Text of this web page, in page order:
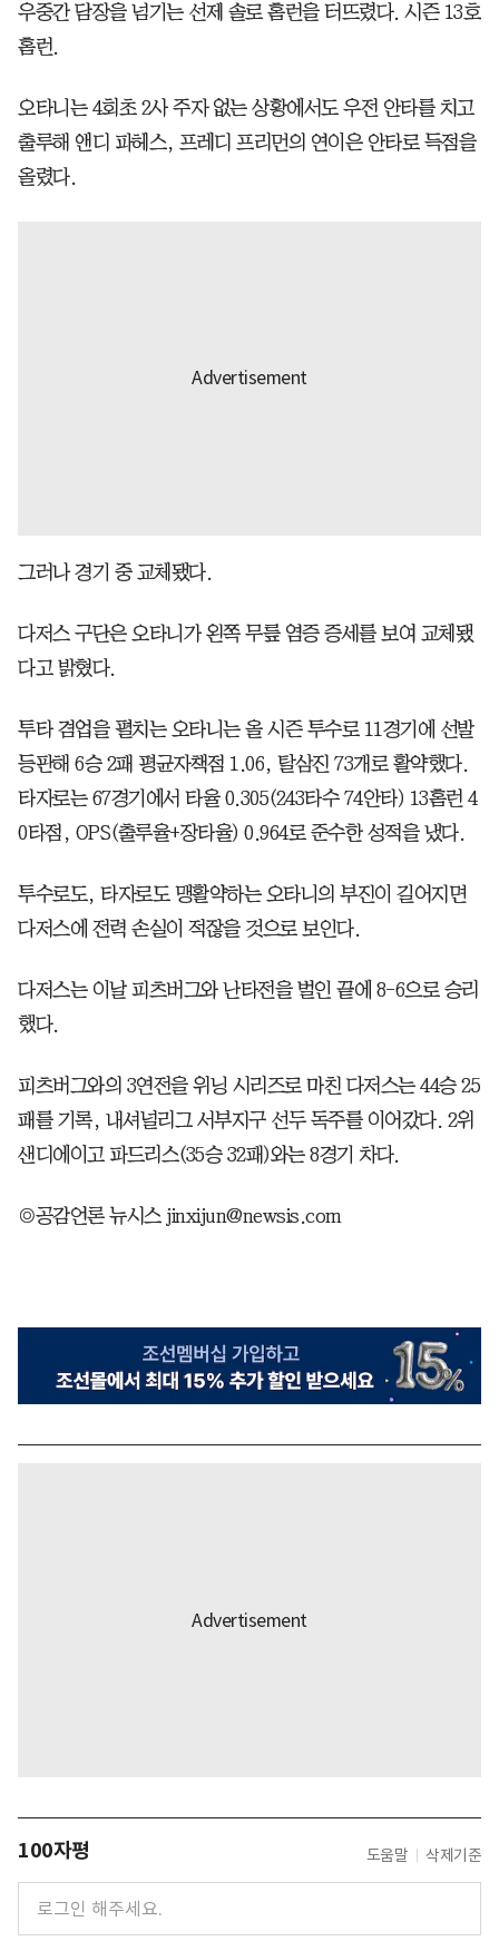
우중간 담장을 넘기는 선제 솔로 홈런을 터뜨렸다. 시즌 13호
홈런.
오타니는 4회초 2사 주자 없는 상황에서도 우전 안타를 치고
출루해 앤디 파헤스, 프레디 프리먼의 연이은 안타로 득점을
올렸다.
그러나 경기 중 교체됐다.
다저스 구단은 오타니가 왼쪽 무릎 염증 증세를 보여 교체됐
다고 밝혔다.
투타 겸업을 펼치는 오타니는 올 시즌 투수로 11경기에 선발
등판해 6승 2패 평균자책점 1.06, 탈삼진 73개로 활약했다.
타자로는 67경기에서 타율 0.305(243타수 74안타) 13홈런 4
0타점, OPS(출루율+장타율) 0.964로 준수한 성적을 냈다.
투수로도, 타자로도 맹활약하는 오타니의 부진이 길어지면
다저스에 전력 손실이 적잖을 것으로 보인다.
다저스는 이날 피츠버그와 난타전을 벌인 끝에 8-6으로 승리
했다.
피츠버그와의 3연전을 위닝 시리즈로 마친 다저스는 44승 25
패를 기록, 내셔널리그 서부지구 선두 독주를 이어갔다. 2위
샌디에이고 파드리스(35승 32패)와는 8경기 차다.
◎공감언론 뉴시스 jinxijun@newsis.com
100자평 도움말 삭제기준